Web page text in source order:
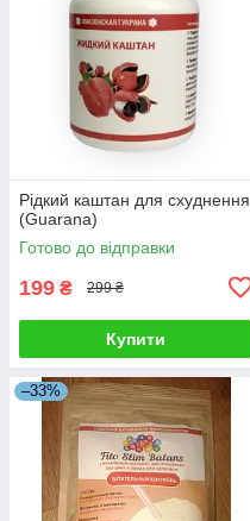
Рідкий каштан для схуднення
(Guarana)
Готово до відправки
199 ₴ 299 ₴
Купити
–33%